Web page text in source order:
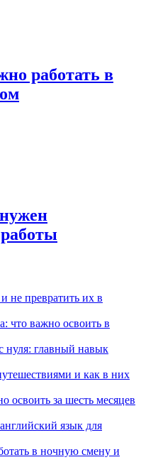
работать в
не превратить их в
что важно освоить в
нуля: главный навык
и как в них
освоить за шесть месяцев
язык для
в ночную смену и